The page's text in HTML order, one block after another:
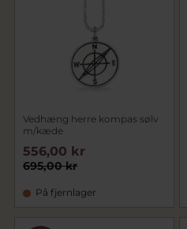
Vedhæng herre kompas sølv
m/kæde
695,00 kr
556,00 kr
På fjernlager